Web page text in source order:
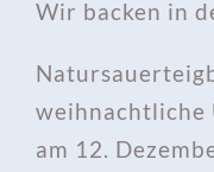
Wir backen in
weihnachtliche
am 12.